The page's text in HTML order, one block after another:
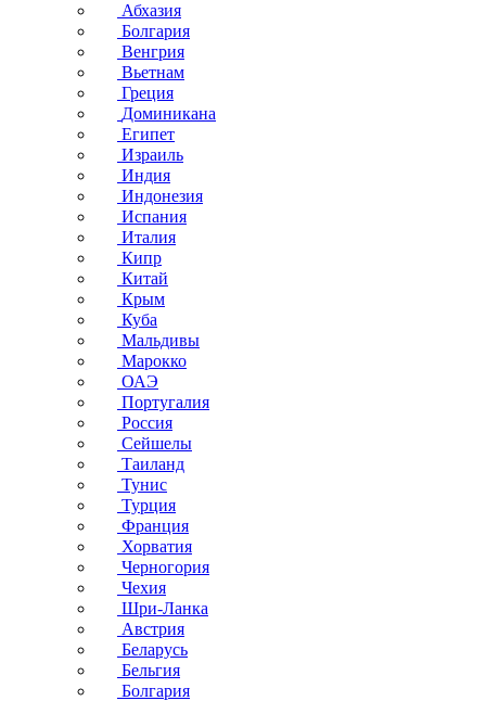
Абхазия
Болгария
Венгрия
Вьетнам
Греция
Доминикана
Египет
Израиль
Индия
Индонезия
Испания
Италия
Кипр
Китай
Крым
Куба
Мальдивы
Марокко
ОАЭ
Португалия
Россия
Сейшелы
Таиланд
Тунис
Турция
Франция
Хорватия
Черногория
Чехия
Шри-Ланка
Австрия
Беларусь
Бельгия
Болгария